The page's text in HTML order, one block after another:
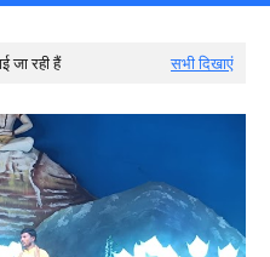
जा रही हैं सभी दिखाएं